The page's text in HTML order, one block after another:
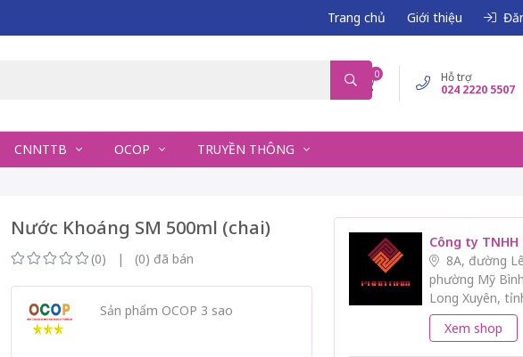
Trang chủ Giới thiệu
0
Hỗ trợ
024 2220 5507
CNNTTB OCOP TRUYỀN THÔNG
Nước Khoáng SM 500ml (chai)
(0) | (0) đã bán
Sản phẩm OCOP 3 sao
Công ty
8A, đường
phường Mỹ
Long Xuyên,
Xem shop